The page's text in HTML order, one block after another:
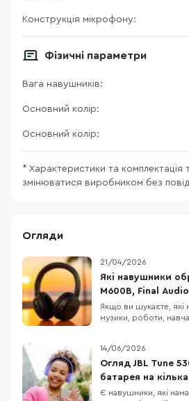
Конструкція мікрофону:
Фізичні параметри
Вага навушників:
Основний колір:
Основний колір:
* Характеристики та
змінюватися виробником без
Огляди
21/04/2026
Які навушники
M600B, Final
770NC
Якщо ви шукаєте, які
музики, роботи,
списку порівняння.
з наголів’ям,
використання, музику,
роботу в шумному
14/06/2026
Огляд JBL Tune
батарея на кілька
Є навушники, які